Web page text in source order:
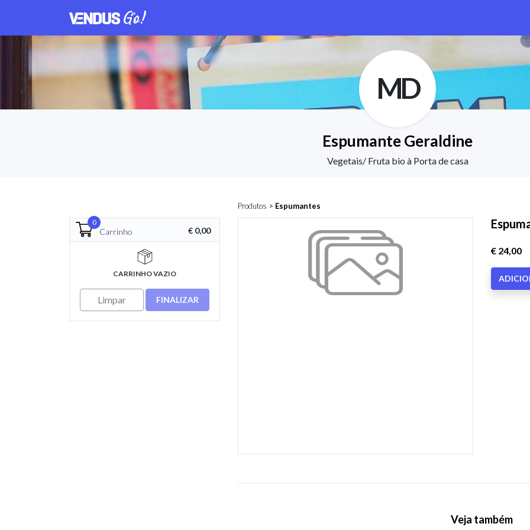
MD
Espumante Geraldine
Vegetais/ Fruta bio à Porta de casa
Produtos > Espumantes
0
Carrinho € 0,00
CARRINHO VAZIO
Limpar FINALIZAR
€ 24,00
Veja também